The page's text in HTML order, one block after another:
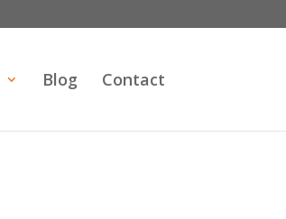
Blog Contact